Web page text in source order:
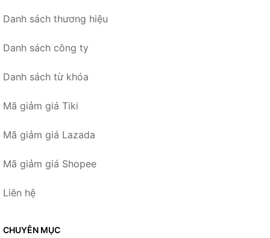
Danh sách thương hiệu
Danh sách công ty
Danh sách từ khóa
Mã giảm giá Tiki
Mã giảm giá Lazada
Mã giảm giá Shopee
Liên hệ
CHUYÊN MỤC